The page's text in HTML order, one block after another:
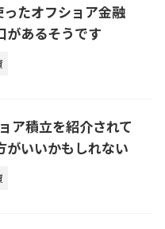
たオフショア金融
があるそうです
ア積立を紹介されて
がいいかもしれない